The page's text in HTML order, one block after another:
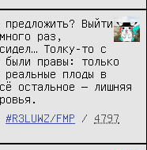
Выйти
раз,
Толку-то с
были правы: только
реальные плоды в
остальное — лишняя
#R3LUWZ/FMP / 4797